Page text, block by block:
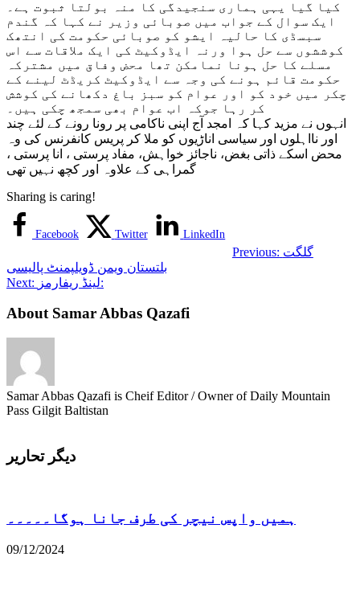
کیا گیا یہی ہماری سنجیدگی کا منہ بولتا ثبوت ہے۔
ایک سوال کے جواب میں صوبائی وزیر نے کہا کہ گندم
سبسڈی کا حالیہ ایشو کو صوبائی حکومت کی انتھک
کوششوں سے حل ہوا ورنہ ایڈوکیٹ کی ایک ملاقات سے اس
مسلے کا حل ہونا نمامکن تھا محض وفاق میں مشترکہ
حکومت قائم ہونے کی وجہ سے ایڈوکیٹ کریڈٹ لینے کے
چکر میں خود کو اور عوام کو سبز باغ دکھانے کی کوشش
کر رہا جوکہ اب عوام بھی سمجھ چکی ہیں۔
انہوں نے مزید کہا کہ امجد آج اپنی ناکامی پر رونا رونے کے لئے چند
اور نااہلوں اور سیاسی اناڑیوں کو ملا کر پریس کانفرنس کی وہ
محض اسکے ذاتی بغض، ناجائز خواہش، مفاد پرستی ، انا پرستی ،
گمراہی کے علاوہ اور کچھ نہیں تھی
Sharing is caring!
Facebook Twitter LinkedIn
Previous:
بلتستان ویمن ڈویلپمنٹ پالیسی
Next:
لینڈ ریفارمز:
About Samar Abbas Qazafi
Samar Abbas Qazafi is Cheif Editor / Owner of Daily Mountain
Pass Gilgit Baltistan
دیگر تحاریر
ہمیں واپس نیچر کی طرف جانا ہوگا۔۔۔۔۔
09/12/2024